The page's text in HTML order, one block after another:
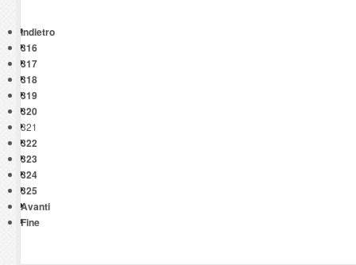
Indietro
316
317
318
319
320
321
322
323
324
325
Avanti
Fine